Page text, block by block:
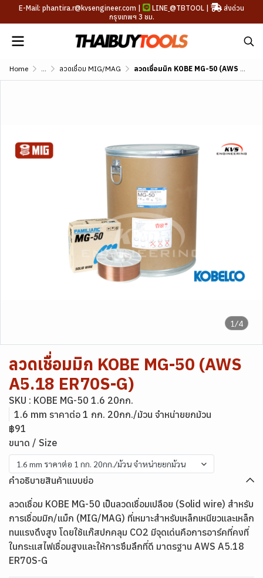
E-Mail: phantira.r@kvsengineer.com | LINE @TBTOOL |
ส่งด่วน
กรุงเทพฯ 3 ชม.
Home ... ลวดเชื่อม MIG/MAG ลวดเชื่อมมิก KOBE MG-50 (AWS A5.18 ER70S-G)
1/4
ลวดเชื่อมมิก KOBE MG-50 (AWS
A5.18 ER70S-G)
SKU : KOBE MG-50 1.6 20กก.
1.6 mm ราคาต่อ 1 กก. 20กก./ม้วน จำหน่ายยกม้วน
฿91
ขนาด / Size
1.6 mm ราคาต่อ 1 กก. 20กก./ม้วน จำหน่ายยกม้วน
คำอธิบายสินค้าแบบย่อ
ลวดเชื่อม KOBE MG-50 เป็นลวดเชื่อมเปลือย (Solid wire) สำหรับ
การเชื่อมมิก/แม็ก (MIG/MAG) ที่เหมาะสำหรับเหล็กเหนียวและเหล็ก
ทนแรงดึงสูง โดยใช้แก๊สปกคลุม CO2 มีจุดเด่นคือการอาร์คที่คงที่
ในกระแสไฟเชื่อมสูงและให้การซึมลึกที่ดี มาตรฐาน AWS A5.18
ER70S-G